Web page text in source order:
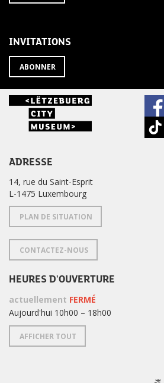
À
INVITATIONS
ABONNER
ADRESSE
14, rue du Saint-Esprit
L-1475 Luxembourg
PLAN DE SITUATION
CONTACTEZ-NOUS
HEURES D'OUVERTURE
actuellement FERMÉ
Aujourd'hui 10h00 – 18h00
AFFICHER TOUT